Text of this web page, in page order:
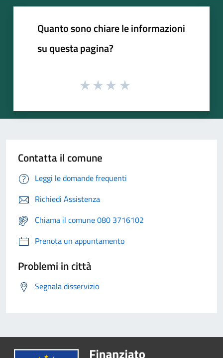
Quanto sono chiare le informazioni
su questa pagina?
Contatta il comune
Leggi le domande frequenti
Richiedi Assistenza
Chiama il comune 080 3716102
Prenota un appuntamento
Problemi in città
Segnala disservizio